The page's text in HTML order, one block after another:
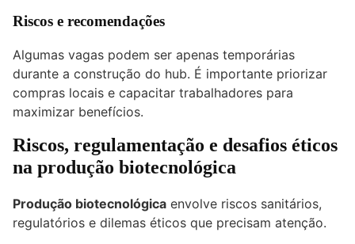
Riscos e recomendações
Algumas vagas podem ser apenas temporárias
durante a construção do hub. É importante priorizar
compras locais e capacitar trabalhadores para
maximizar benefícios.
Riscos, regulamentação e desafios éticos
na produção biotecnológica
Produção biotecnológica envolve riscos sanitários,
regulatórios e dilemas éticos que precisam atenção.